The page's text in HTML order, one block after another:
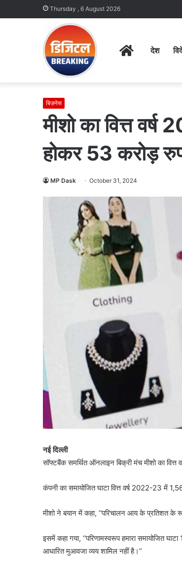
Thursday , 6 August 2026
Homeदेश
बिज़नेस
मीशो का वित्त
होकर 53 करोड़
MP Dask October 31, 2024
नई दिल्ली
सॉफ्टबैंक समर्थित ऑनलाइन बिक्री मंच मीशो का
कंपनी का समायोजित घाटा वित्त वर्ष 2022-23 में
मीशो ने बयान में कहा, ‘‘परिचालन आय के प्रतिशत के
इसमें कहा गया, ‘‘परिणामस्वरूप हमारा समायोजित
आधारित मुआवजा व्यय शामिल नहीं है।’’